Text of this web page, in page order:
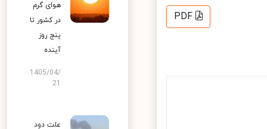
PDF
هوای گرم
در کشور تا
پنج روز
آینده
1405/04/
علت دود